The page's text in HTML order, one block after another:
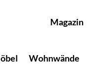
Magazin
Wohnwände